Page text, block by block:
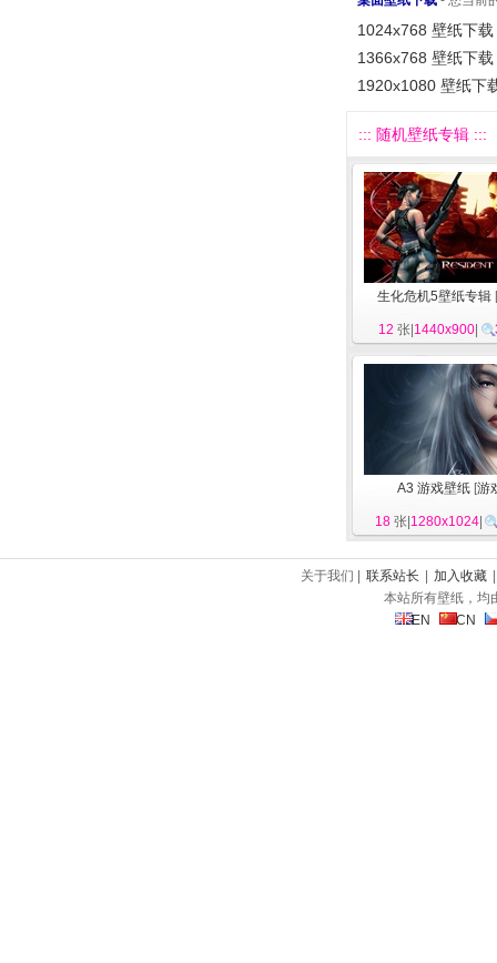
1024x768 壁纸下载
1366x768 壁纸下载
1920x1080 壁纸下
::: 随机壁纸专辑 :::
生化危机5壁纸专辑
12 张| 1440x900
A3 游戏壁纸 [游
18 张| 1280x1024
关于我们 | 联系站长 加入收藏
本站所有壁纸，均
EN
CN